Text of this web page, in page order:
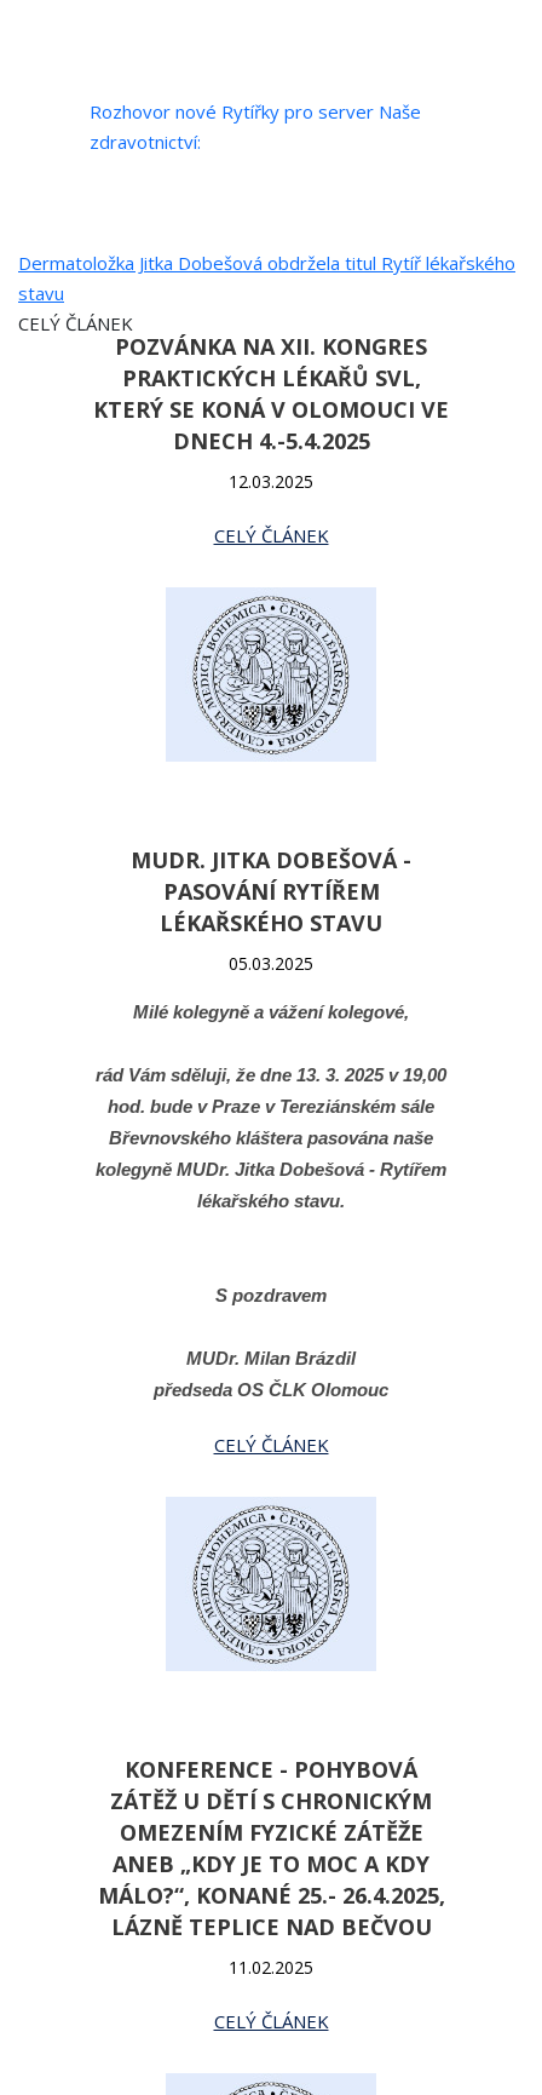
Rozhovor nové Rytířky pro server Naše
zdravotnictví:
Dermatoložka Jitka Dobešová obdržela titul Rytíř lékařského
stavu
CELÝ ČLÁNEK
POZVÁNKA NA XII. KONGRES
PRAKTICKÝCH LÉKAŘŮ SVL,
KTERÝ SE KONÁ V OLOMOUCI VE
DNECH 4.-5.4.2025
12.03.2025
CELÝ ČLÁNEK
MUDR. JITKA DOBEŠOVÁ -
PASOVÁNÍ RYTÍŘEM
LÉKAŘSKÉHO STAVU
05.03.2025
Milé kolegyně a vážení kolegové,
rád Vám sděluji, že dne 13. 3. 2025 v 19,00
hod. bude v Praze v Tereziánském sále
Břevnovského kláštera pasována naše
kolegyně MUDr. Jitka Dobešová - Rytířem
lékařského stavu.
S pozdravem
MUDr. Milan Brázdil
předseda OS ČLK Olomouc
CELÝ ČLÁNEK
KONFERENCE - POHYBOVÁ
ZÁTĚŽ U DĚTÍ S CHRONICKÝM
OMEZENÍM FYZICKÉ ZÁTĚŽE
ANEB „KDY JE TO MOC A KDY
MÁLO?“, KONANÉ 25.- 26.4.2025,
LÁZNĚ TEPLICE NAD BEČVOU
11.02.2025
CELÝ ČLÁNEK